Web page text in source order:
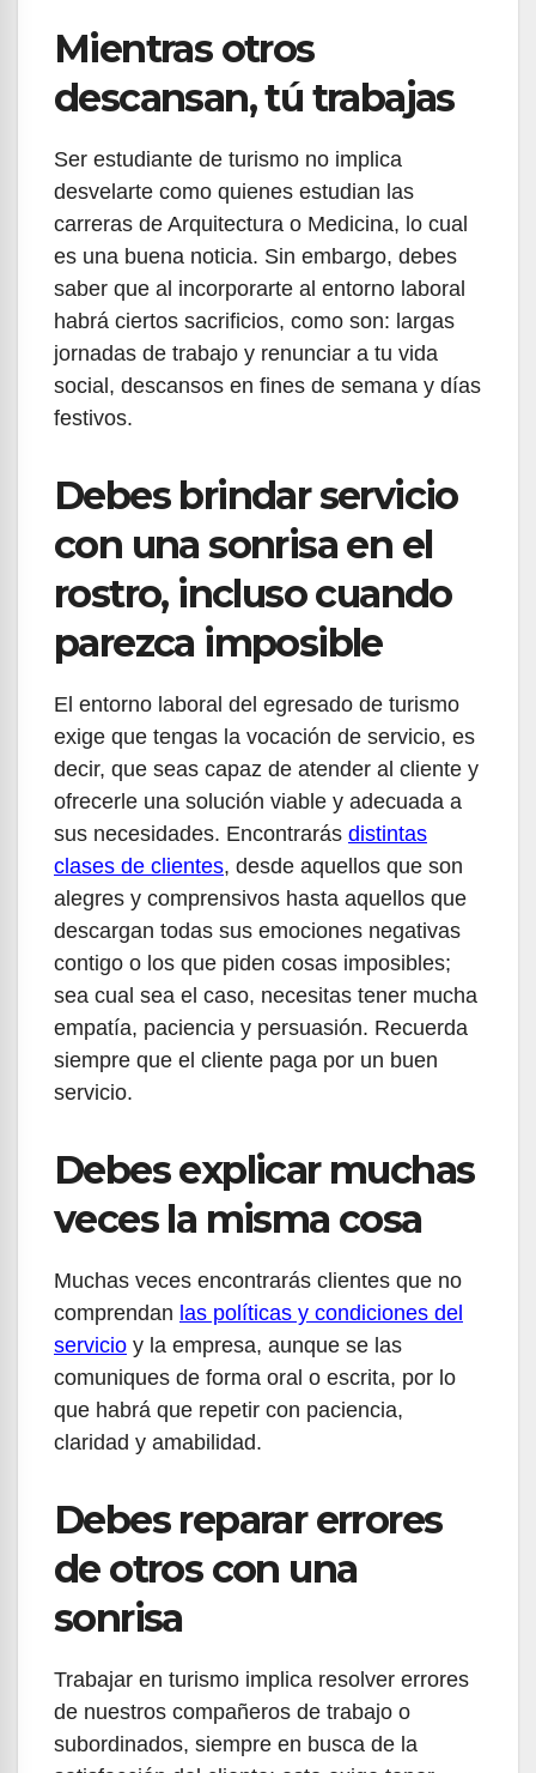
Mientras otros
descansan, tú trabajas
Ser estudiante de turismo no implica
desvelarte como quienes estudian las
carreras de Arquitectura o Medicina, lo cual
es una buena noticia. Sin embargo, debes
saber que al incorporarte al entorno laboral
habrá ciertos sacrificios, como son: largas
jornadas de trabajo y renunciar a tu vida
social, descansos en fines de semana y días
festivos.
Debes brindar servicio
con una sonrisa en el
rostro, incluso cuando
parezca imposible
El entorno laboral del egresado de turismo
exige que tengas la vocación de servicio, es
decir, que seas capaz de atender al cliente y
ofrecerle una solución viable y adecuada a
sus necesidades. Encontrarás distintas
clases de clientes, desde aquellos que son
alegres y comprensivos hasta aquellos que
descargan todas sus emociones negativas
contigo o los que piden cosas imposibles;
sea cual sea el caso, necesitas tener mucha
empatía, paciencia y persuasión. Recuerda
siempre que el cliente paga por un buen
servicio.
Debes explicar muchas
veces la misma cosa
Muchas veces encontrarás clientes que no
comprendan las políticas y condiciones del
servicio y la empresa, aunque se las
comuniques de forma oral o escrita, por lo
que habrá que repetir con paciencia,
claridad y amabilidad.
Debes reparar errores
de otros con una
sonrisa
Trabajar en turismo implica resolver errores
de nuestros compañeros de trabajo o
subordinados, siempre en busca de la